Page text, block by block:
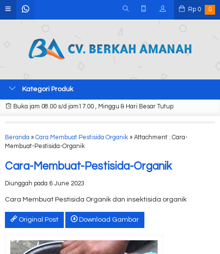
Rp 0 0
Kategori Produk
Buka jam 08.00 s/d jam17.00 , Minggu & Hari Besar Tutup
Beranda » Cara Membuat Pestisida Organik » Attachment : Cara-
Membuat-Pestisida-Organik
Cara-Membuat-Pestisida-Organik
Diunggah pada 6 June 2023
Cara Membuat Pestisida Organik dan insektisida organik
Original Post Download Gambar